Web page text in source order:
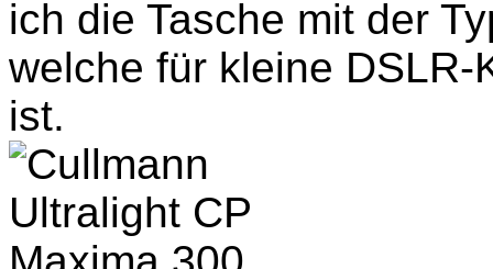
ich die Tasche mit der
welche für kleine
ist.